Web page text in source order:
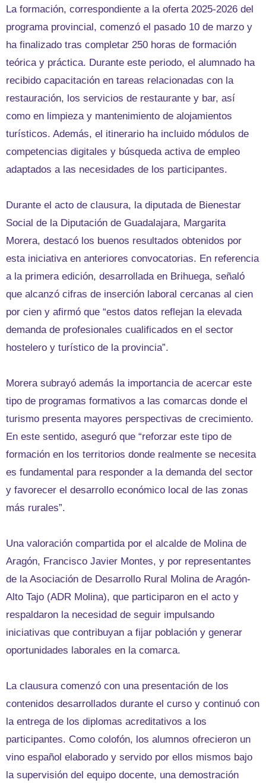
La formación, correspondiente a la oferta 2025-2026 del
programa provincial, comenzó el pasado 10 de marzo y
ha finalizado tras completar 250 horas de formación
teórica y práctica. Durante este periodo, el alumnado ha
recibido capacitación en tareas relacionadas con la
restauración, los servicios de restaurante y bar, así
como en limpieza y mantenimiento de alojamientos
turísticos. Además, el itinerario ha incluido módulos de
competencias digitales y búsqueda activa de empleo
adaptados a las necesidades de los participantes.
Durante el acto de clausura, la diputada de Bienestar
Social de la Diputación de Guadalajara, Margarita
Morera, destacó los buenos resultados obtenidos por
esta iniciativa en anteriores convocatorias. En referencia
a la primera edición, desarrollada en Brihuega, señaló
que alcanzó cifras de inserción laboral cercanas al cien
por cien y afirmó que “estos datos reflejan la elevada
demanda de profesionales cualificados en el sector
hostelero y turístico de la provincia”.
Morera subrayó además la importancia de acercar este
tipo de programas formativos a las comarcas donde el
turismo presenta mayores perspectivas de crecimiento.
En este sentido, aseguró que “reforzar este tipo de
formación en los territorios donde realmente se necesita
es fundamental para responder a la demanda del sector
y favorecer el desarrollo económico local de las zonas
más rurales”.
Una valoración compartida por el alcalde de Molina de
Aragón, Francisco Javier Montes, y por representantes
de la Asociación de Desarrollo Rural Molina de Aragón-
Alto Tajo (ADR Molina), que participaron en el acto y
respaldaron la necesidad de seguir impulsando
iniciativas que contribuyan a fijar población y generar
oportunidades laborales en la comarca.
La clausura comenzó con una presentación de los
contenidos desarrollados durante el curso y continuó con
la entrega de los diplomas acreditativos a los
participantes. Como colofón, los alumnos ofrecieron un
vino español elaborado y servido por ellos mismos bajo
la supervisión del equipo docente, una demostración